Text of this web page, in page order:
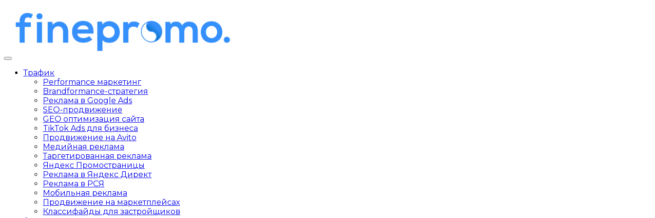
Трафик
Performance маркетинг
Brandformance-стратегия
Реклама в Google Ads
SEO-продвижение
GEO оптимизация сайта
TikTok Ads для бизнеса
Продвижение на Avito
Медийная реклама
Таргетированная реклама
Яндекс Промостраницы
Реклама в Яндекс Директ
Реклама в РСЯ
Мобильная реклама
Продвижение на маркетплейсах
Классифайды для застройщиков